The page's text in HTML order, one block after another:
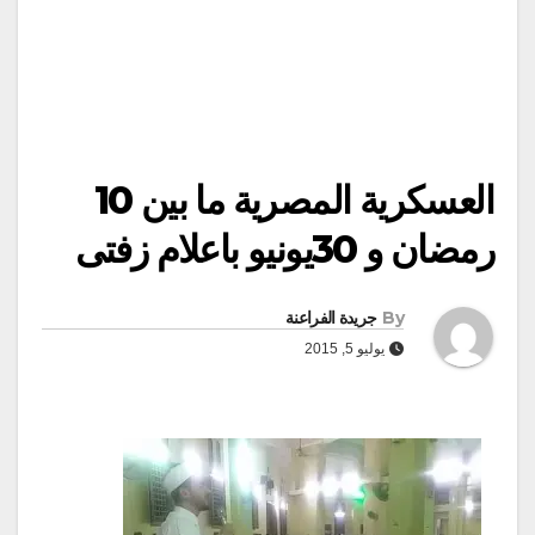
العسكرية المصرية ما بين 10
رمضان و 30يونيو باعلام زفتى
By جريدة الفراعنة
يوليو 5, 2015